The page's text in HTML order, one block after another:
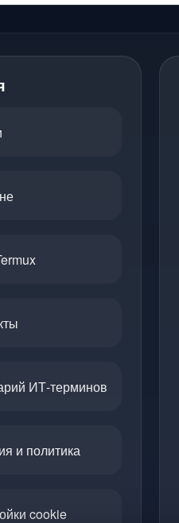
ИТ-терминов
и политика
cookie